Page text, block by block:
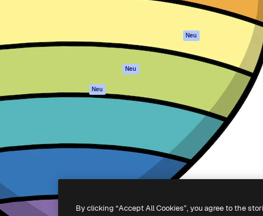
Stock-Inhalte
Neu
Agenten Neu
Datenschutzerklärung
Neu
Cookie-Richtlinie
Vertrauenszentrum
Blog
S.L.U.
By clicking “Accept All Cookies”, you agree to the